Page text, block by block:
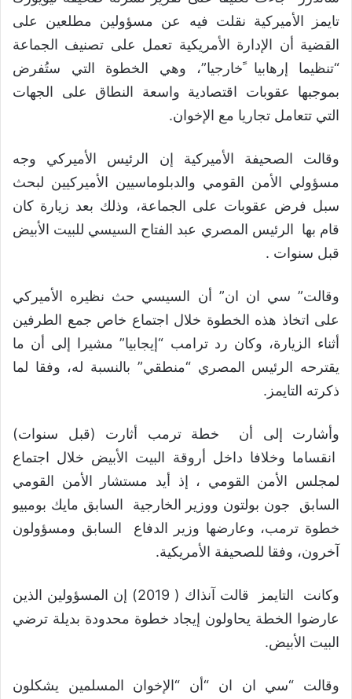
تايمز الأميركية نقلت فيه عن مسؤولين مطلعين على
القضية أن الإدارة الأمريكية تعمل على تصنيف الجماعة
“تنظيما إرهابيا ًخارجيا”، وهي الخطوة التي ستُفرض
بموجبها عقوبات اقتصادية واسعة النطاق على الجهات
التي تتعامل تجاريا مع الإخوان.
وقالت الصحيفة الأميركية إن الرئيس الأميركي وجه
مسؤولي الأمن القومي والدبلوماسيين الأميركيين لبحث
سبل فرض عقوبات على الجماعة، وذلك بعد زيارة كان
قام بها الرئيس المصري عبد الفتاح السيسي للبيت الأبيض
قبل سنوات .
وقالت” سي ان ان” أن السيسي حث نظيره الأميركي
على اتخاذ هذه الخطوة خلال اجتماع خاص جمع الطرفين
أثناء الزيارة، وكان رد ترامب “إيجابيا” مشيرا إلى أن ما
يقترحه الرئيس المصري “منطقي” بالنسبة له، وفقا لما
ذكرته التايمز.
وأشارت إلى أن خطة ترمب أثارت (قبل سنوات)
انقساما وخلافا داخل أروقة البيت الأبيض خلال اجتماع
لمجلس الأمن القومي ، إذ أيد مستشار الأمن القومي
السابق جون بولتون ووزير الخارجية السابق مايك بومبيو
خطوة ترمب، وعارضها وزير الدفاع السابق ومسؤولون
آخرون، وفقا للصحيفة الأمريكية.
وكانت التايمز قالت آنذاك ( 2019) إن المسؤولين الذين
عارضوا الخطة يحاولون إيجاد خطوة محدودة بديلة ترضي
البيت الأبيض.
وقالت “سي ان ان “أن “الإخوان المسلمين يشكلون